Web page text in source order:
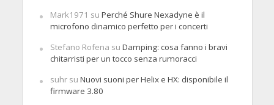
Mark1971 su Perché Shure Nexadyne è il
microfono dinamico perfetto per i concerti
Stefano Rofena su Damping: cosa fanno i bravi
chitarristi per un tocco senza rumoracci
suhrsu Nuovi suoni per Helix e HX: disponibile il
firmware 3.80